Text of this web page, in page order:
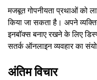
मजबूत गोपनीयता प्रथाओं को
किया जा सकता है। अपने
इनबॉक्स बनाए रखने के लिए
सतर्क ऑनलाइन व्यवहार का
अंतिम विचार